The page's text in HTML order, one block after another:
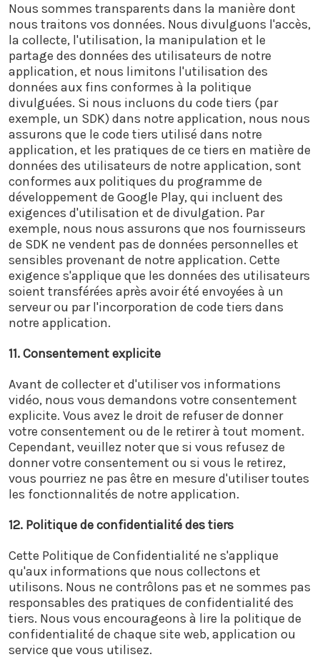
Nous sommes transparents dans la manière dont
nous traitons vos données. Nous divulguons l'accès,
la collecte, l'utilisation, la manipulation et le
partage des données des utilisateurs de notre
application, et nous limitons l'utilisation des
données aux fins conformes à la politique
divulguées. Si nous incluons du code tiers (par
exemple, un SDK) dans notre application, nous nous
assurons que le code tiers utilisé dans notre
application, et les pratiques de ce tiers en matière de
données des utilisateurs de notre application, sont
conformes aux politiques du programme de
développement de Google Play, qui incluent des
exigences d'utilisation et de divulgation. Par
exemple, nous nous assurons que nos fournisseurs
de SDK ne vendent pas de données personnelles et
sensibles provenant de notre application. Cette
exigence s'applique que les données des utilisateurs
soient transférées après avoir été envoyées à un
serveur ou par l'incorporation de code tiers dans
notre application.
11. Consentement explicite
Avant de collecter et d'utiliser vos informations
vidéo, nous vous demandons votre consentement
explicite. Vous avez le droit de refuser de donner
votre consentement ou de le retirer à tout moment.
Cependant, veuillez noter que si vous refusez de
donner votre consentement ou si vous le retirez,
vous pourriez ne pas être en mesure d'utiliser toutes
les fonctionnalités de notre application.
12. Politique de confidentialité des tiers
Cette Politique de Confidentialité ne s'applique
qu'aux informations que nous collectons et
utilisons. Nous ne contrôlons pas et ne sommes pas
responsables des pratiques de confidentialité des
tiers. Nous vous encourageons à lire la politique de
confidentialité de chaque site web, application ou
service que vous utilisez.